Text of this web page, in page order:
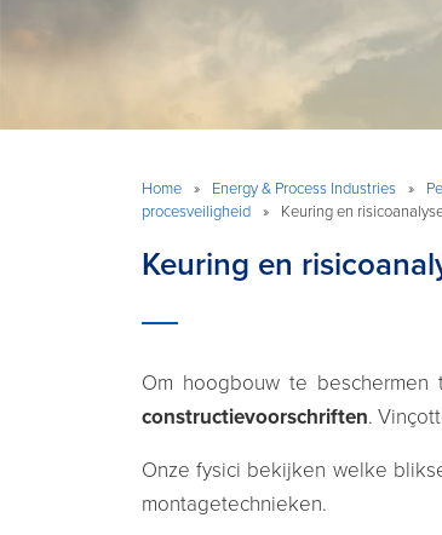
Home » Energy & Process Industries »
procesveiligheid
» Keuring en
Keuring en
Om hoogbouw te beschermen
constructievoorschriften.
Onze fysici bekijken welke
montagetechnieken.